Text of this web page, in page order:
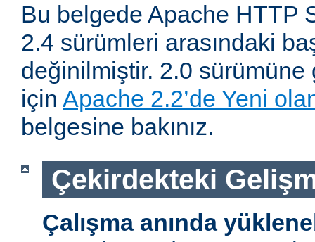
Bu belgede Apache HTTP
2.4 sürümleri arasındaki
değinilmiştir. 2.0
için Apache 2.2’de Yeni
belgesine bakınız.
Çekirdekteki
Çalışma anında